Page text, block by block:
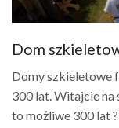
Dom
Domy szkieletowe
300 lat. Witajcie
to możliwe 300 lat ?